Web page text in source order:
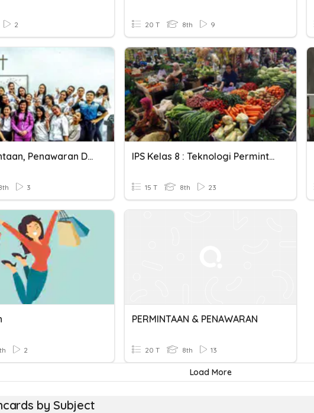
2 20 T 8th 9
Kuis Permintaan, Penawaran Dan Harga Pasar
3
IPS Kelas 8 : Teknologi Permintaan Dan Penawaran
15 T 8th 23
2
PERMINTAAN & PENAWARAN
20 T 8th 13
Load More
by Subject